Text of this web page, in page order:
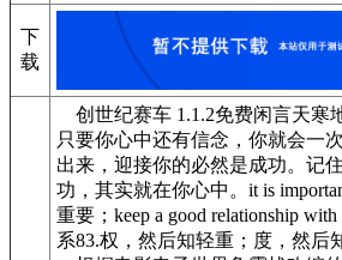
下
载
创世纪赛车 1.1.2免费闲言天寒
只要你心中还有信念，你就会一
出来，迎接你的必然是成功。记
功，其实就在你心中。it is
重要；keep a good relationship
系83.权，然后知轻重；度，然后